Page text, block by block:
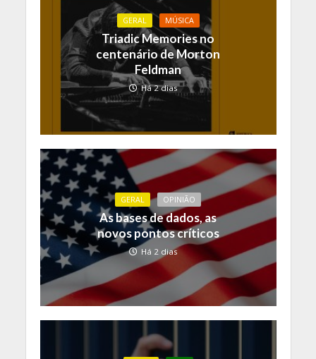
GERAL MÚSICA
Triadic Memories no
centenário de Morton
Feldman
Há 2 dias
GERAL OPINIÃO
As bases de dados, as
novos pontos críticos
Há 2 dias